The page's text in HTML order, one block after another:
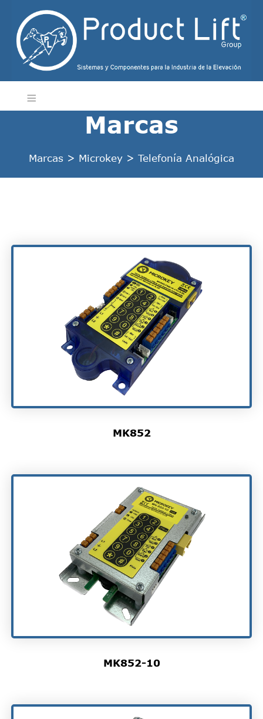
Marcas
Marcas > Microkey > Telefonía Analógica
MK852
MK852-10